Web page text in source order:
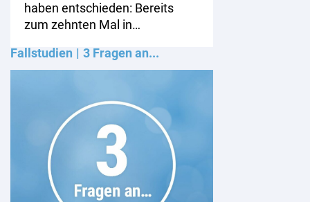
haben entschieden: Bereits
zum zehnten Mal in…
Fallstudien
3 Fragen an...